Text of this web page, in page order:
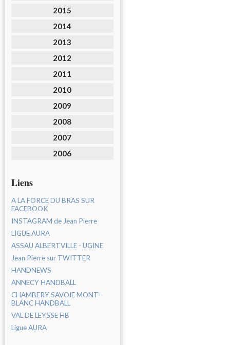
2015
2014
2013
2012
2011
2010
2009
2008
2007
2006
Liens
A LA FORCE DU BRAS SUR
FACEBOOK
INSTAGRAM de Jean Pierre
LIGUE AURA
ASSAU ALBERTVILLE - UGINE
Jean Pierre sur TWITTER
HANDNEWS
ANNECY HANDBALL
CHAMBERY SAVOIE MONT-
BLANC HANDBALL
VAL DE LEYSSE HB
Ligue AURA